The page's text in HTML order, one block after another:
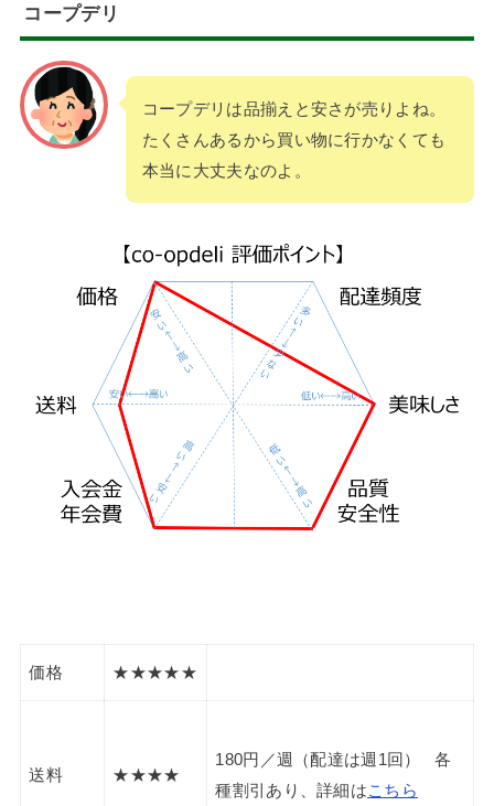
コープデリ
コープデリは品揃えと安さが売りよね。
たくさんあるから買い物に行かなくても
本当に大丈夫なのよ。
価格 ★★★★★
送料 ★★★★
180円／週（配達は週1回） 各
種割引あり、詳細はこちら